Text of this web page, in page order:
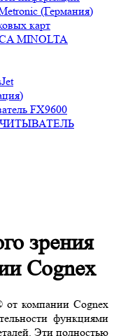
(Германия)
карт
MINOLTA
FX9600
зрения
Cognex
от компании Cognex
функциями
Эти полностью